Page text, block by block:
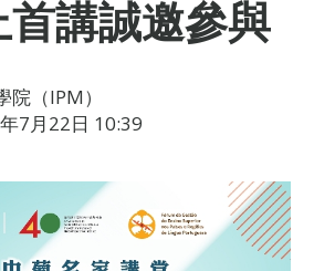
首講誠邀參與
院（IPM）
7月22日 10:39